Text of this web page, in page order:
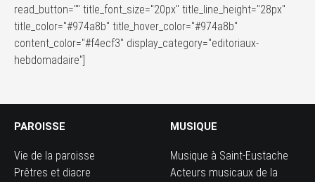
read_button="" title_font_size="20px" title_line_height="28px"
title_color="#974a8b" title_hover_color="#974a8b"
content_color="#f4ecf3" display_category="editoriaux-
hebdomadaire"]
PAROISSE
Vie de la paroisse
Prêtres et diacre
MUSIQUE
Musique à Saint-Eustache
Acteurs musicaux de la